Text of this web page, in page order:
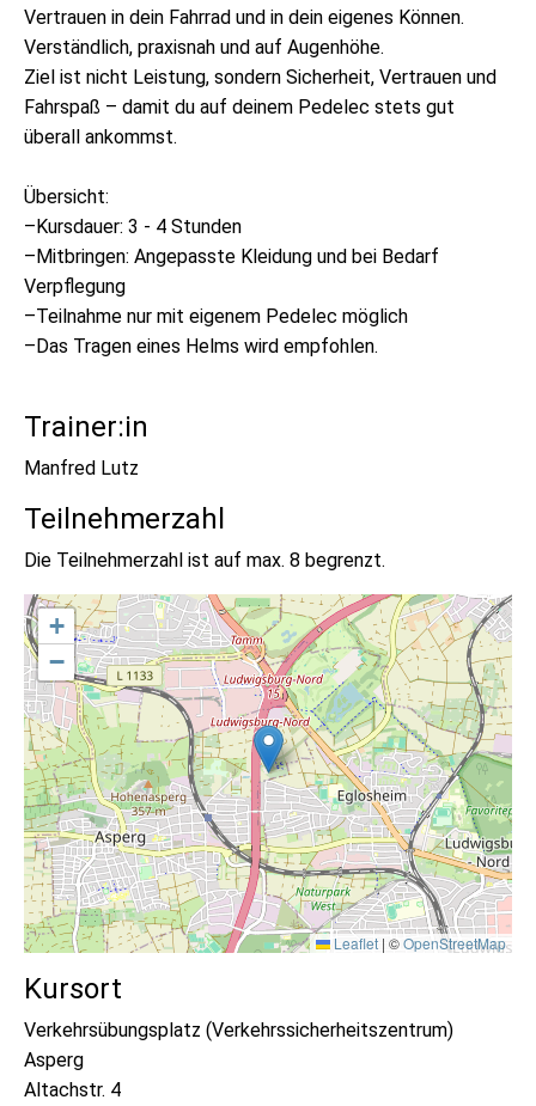
Vertrauen in dein Fahrrad und in dein eigenes Können.
Verständlich, praxisnah und auf Augenhöhe.
Ziel ist nicht Leistung, sondern Sicherheit, Vertrauen und
Fahrspaß – damit du auf deinem Pedelec stets gut
überall ankommst.
Übersicht:
–Kursdauer: 3 - 4 Stunden
–Mitbringen: Angepasste Kleidung und bei Bedarf
Verpflegung
–Teilnahme nur mit eigenem Pedelec möglich
–Das Tragen eines Helms wird empfohlen.
Trainer:in
Manfred Lutz
Teilnehmerzahl
Die Teilnehmerzahl ist auf max. 8 begrenzt.
+
−
Leaflet | ©OpenStreetMap
Kursort
Verkehrsübungsplatz (Verkehrssicherheitszentrum)
Asperg
Altachstr. 4